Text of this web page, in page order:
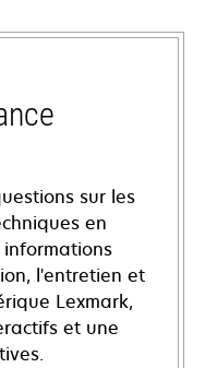
sur les
en
informations
l'entretien et
Lexmark,
et une